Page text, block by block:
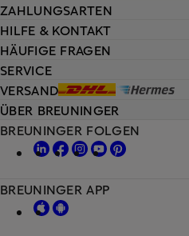
HILFE & KONTAKT
HÄUFIGE FRAGEN
SERVICE
VERSAND
ZAHLUNGSARTEN
ÜBER BREUNINGER
BREUNINGER FOLGEN
BREUNINGER APP